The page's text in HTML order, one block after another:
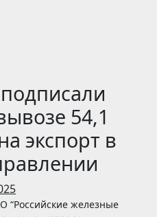
54,1
экспорт в